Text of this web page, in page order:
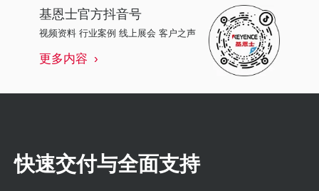
基恩士官方抖音号
视频资料 行业案例 线上展会 客户之声
更多内容
快速交付与全面支持